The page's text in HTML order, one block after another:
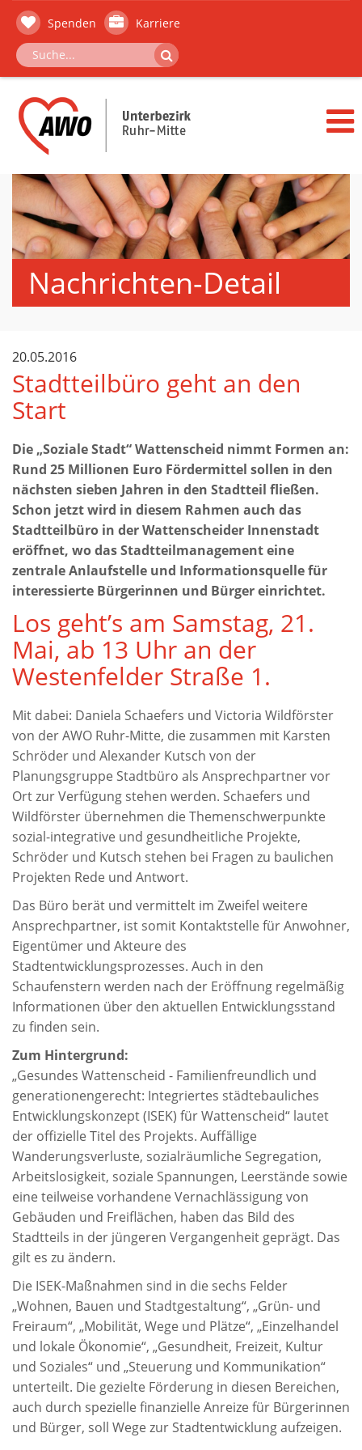
Spenden Karriere
Nachrichten-Detail
20.05.2016
Stadtteilbüro geht an den
Start
Die „Soziale Stadt“ Wattenscheid nimmt Formen an:
Rund 25 Millionen Euro Fördermittel sollen in den
nächsten sieben Jahren in den Stadtteil fließen.
Schon jetzt wird in diesem Rahmen auch das
Stadtteilbüro in der Wattenscheider Innenstadt
eröffnet, wo das Stadtteilmanagement eine
zentrale Anlaufstelle und Informationsquelle für
interessierte Bürgerinnen und Bürger einrichtet.
Los geht’s am Samstag, 21.
Mai, ab 13 Uhr an der
Westenfelder Straße 1.
Mit dabei: Daniela Schaefers und Victoria Wildförster
von der AWO Ruhr-Mitte, die zusammen mit Karsten
Schröder und Alexander Kutsch von der
Planungsgruppe Stadtbüro als Ansprechpartner vor
Ort zur Verfügung stehen werden. Schaefers und
Wildförster übernehmen die Themenschwerpunkte
sozial-integrative und gesundheitliche Projekte,
Schröder und Kutsch stehen bei Fragen zu baulichen
Projekten Rede und Antwort.
Das Büro berät und vermittelt im Zweifel weitere
Ansprechpartner, ist somit Kontaktstelle für Anwohner,
Eigentümer und Akteure des
Stadtentwicklungsprozesses. Auch in den
Schaufenstern werden nach der Eröffnung regelmäßig
Informationen über den aktuellen Entwicklungsstand
zu finden sein.
Zum Hintergrund:
„Gesundes Wattenscheid - Familienfreundlich und
generationengerecht: Integriertes städtebauliches
Entwicklungskonzept (ISEK) für Wattenscheid“ lautet
der offizielle Titel des Projekts. Auffällige
Wanderungsverluste, sozialräumliche Segregation,
Arbeitslosigkeit, soziale Spannungen, Leerstände sowie
eine teilweise vorhandene Vernachlässigung von
Gebäuden und Freiflächen, haben das Bild des
Stadtteils in der jüngeren Vergangenheit geprägt. Das
gilt es zu ändern.
Die ISEK-Maßnahmen sind in die sechs Felder
„Wohnen, Bauen und Stadtgestaltung“, „Grün- und
Freiraum“, „Mobilität, Wege und Plätze“, „Einzelhandel
und lokale Ökonomie“, „Gesundheit, Freizeit, Kultur
und Soziales“ und „Steuerung und Kommunikation“
unterteilt. Die gezielte Förderung in diesen Bereichen,
auch durch spezielle finanzielle Anreize für Bürgerinnen
und Bürger, soll Wege zur Stadtentwicklung aufzeigen.